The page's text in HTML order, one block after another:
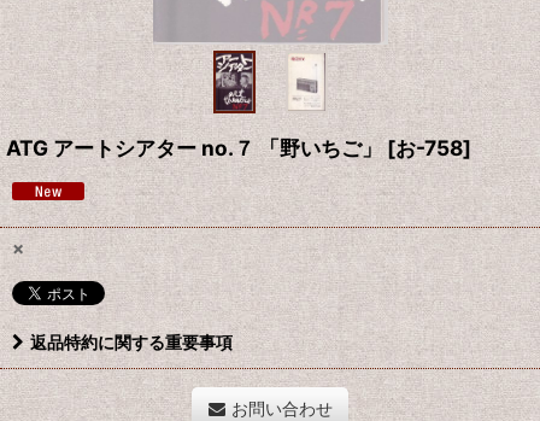
ATG アートシアター no.７ 「野いちご」 [お-758]
×
返品特約に関する重要事項
お問い合わせ